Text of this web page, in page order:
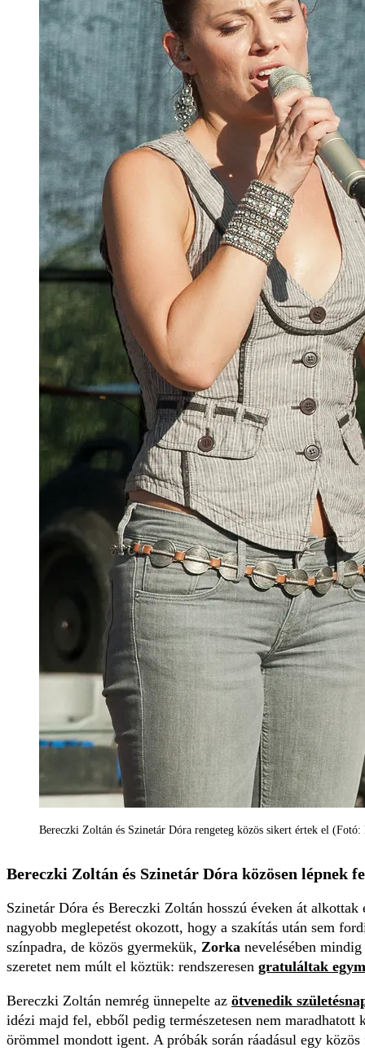
Bereczki Zoltán és Szinetár Dóra rengeteg közös sikert értek el
Bereczki Zoltán és Szinetár Dóra közösen lépnek
Szinetár Dóra és Bereczki Zoltán hosszú éveken át
nagyobb meglepetést okozott, hogy a szakítás után sem
színpadra, de közös gyermekük, Zorka nevelésében
szeretet nem múlt el köztük: rendszeresen gratuláltak
Bereczki Zoltán nemrég ünnepelte az ötvenedik
idézi majd fel, ebből pedig természetesen nem
örömmel mondott igent. A próbák során ráadásul egy